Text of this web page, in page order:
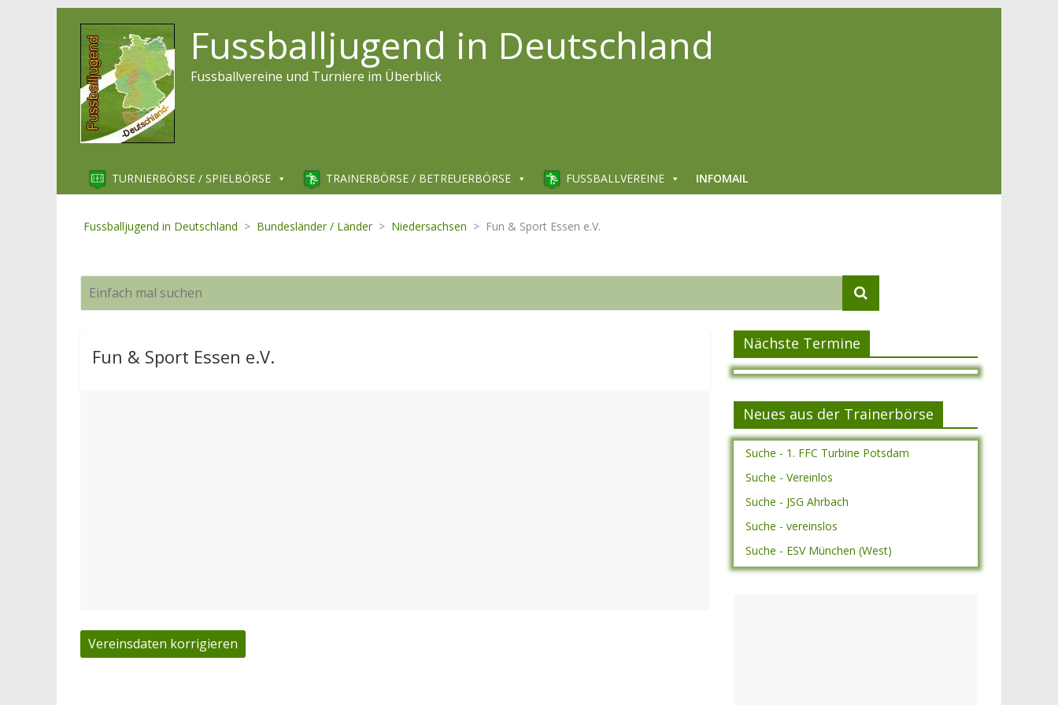
Fussballjugend in Deutschland
Fussballvereine und Turniere im Überblick
TURNIERBÖRSE / SPIELBÖRSE TRAINERBÖRSE / BETREUERBÖRSE FUSSBALLVEREINE INFOMAIL
Fussballjugend in Deutschland > Bundesländer / Länder > Niedersachsen > Fun & Sport Essen e.V.
Fun & Sport Essen e.V.
Vereinsdaten korrigieren
Nächste Termine
Neues aus der Trainerbörse
Suche - 1. FFC Turbine Potsdam
Suche - Vereinlos
Suche - JSG Ahrbach
Suche - vereinslos
Suche - ESV München (West)